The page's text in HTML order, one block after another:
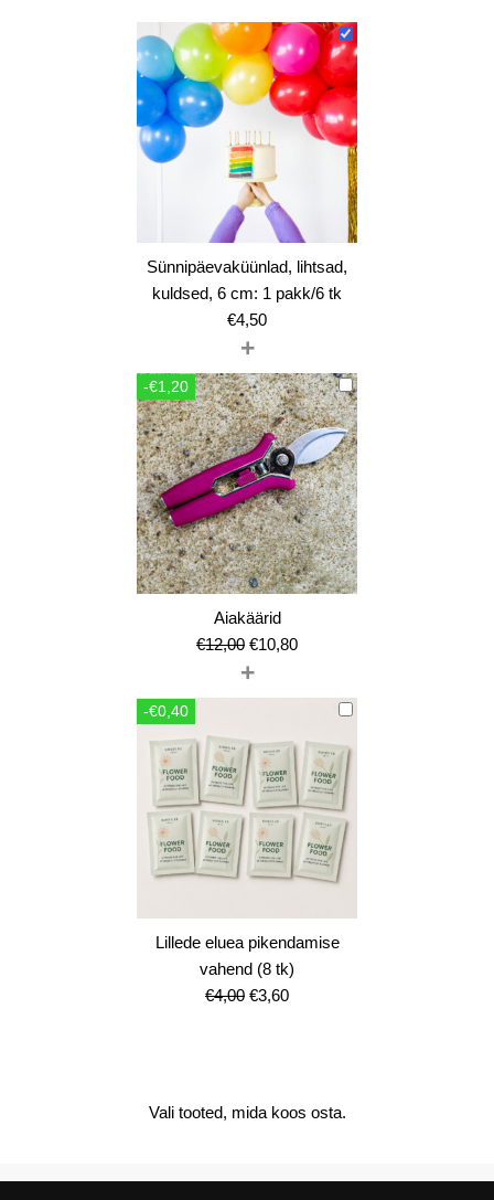
Sünnipäevaküünlad, lihtsad,
kuldsed, 6 cm: 1 pakk/6 tk
€4,50
+
-€1,20
Aiakäärid
€12,00 Algne
hind
oli:
€10,80Current
is:
€10,80.
+
-€0,40
Lillede eluea pikendamise
vahend (8 tk)
€4,00 Algne
€3,60Current
Vali tooted, mida koos osta.